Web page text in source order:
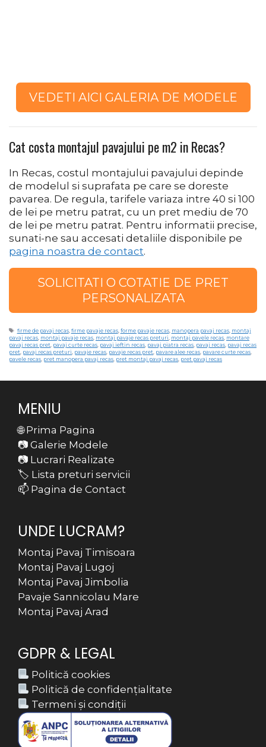
VEDETI AICI GALERIA DE MODELE
Cat costa montajul pavajului pe m2 in Recas?
In Recas, costul montajului pavajului depinde
de modelul si suprafata pe care se doreste
pavarea. De regula, tarifele variaza intre 40 si 100
de lei pe metru patrat, cu un pret mediu de 70
de lei pe metru patrat. Pentru informatii precise,
sunati-ne sau accesati detaliile disponibile pe
pagina noastra de contact.
SOLICITATI O COTATIE DE PRET
PERSONALIZATA
Etichete
firme de pavaj recas, firme pavaje recas, forme pavaje recas, manopera pavaj recas, montaj
pavaj recas montaj pavaje recas montaj pavaje recas preturi montaj pavele recas montare
pavaj recas pret pavaj curte recas pavaj ieftin recas pavaj piatra recas pavaj recas pavaj recas
pret pavaj recas preturi pavaje recas pavaje recas pret pavare alee recas pavare curte recas
pavele recas pret manopera pavaj recas pret montaj pavaj recas pret pavaj recas
MENIU
🌐 Prima Pagina
📷 Galerie Modele
📷 Lucrari Realizate
🏷️ Lista preturi servicii
📫 Pagina de Contact
UNDE LUCRAM?
Montaj Pavaj Timisoara
Montaj Pavaj Lugoj
Montaj Pavaj Jimbolia
Pavaje Sannicolau Mare
Montaj Pavaj Arad
GDPR & LEGAL
Politică cookies
Politică de confidențialitate
Termeni și condiții